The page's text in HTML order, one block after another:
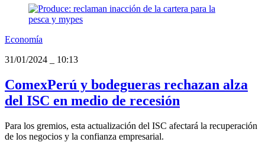
Economía
31/01/2024
10:13
ComexPerú y bodegueras rechazan alza
del ISC en medio de recesión
Para los gremios, esta actualización del ISC afectará la recuperación
de los negocios y la confianza empresarial.